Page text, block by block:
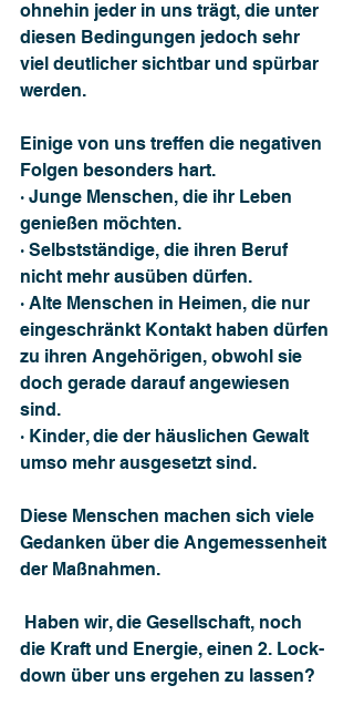
ohnehin jeder in uns trägt, die unter
diesen Bedingungen jedoch sehr
viel deutlicher sichtbar und spürbar
werden.
Einige von uns treffen die negativen
Folgen besonders hart.
· Junge Menschen, die ihr Leben
genießen möchten.
· Selbstständige, die ihren Beruf
nicht mehr ausüben dürfen.
· Alte Menschen in Heimen, die nur
eingeschränkt Kontakt haben dürfen
zu ihren Angehörigen, obwohl sie
doch gerade darauf angewiesen
sind.
· Kinder, die der häuslichen Gewalt
umso mehr ausgesetzt sind.
Diese Menschen machen sich viele
Gedanken über die Angemessenheit
der Maßnahmen.
die Kraft und Energie, einen 2. Lock-
down über uns ergehen zu lassen?